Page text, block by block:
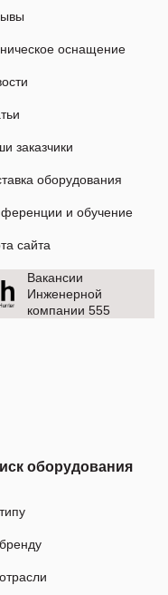
оснащение
заказчики
оборудования
и обучение
сайта
Вакансии
Инженерной
компании 555
оборудования